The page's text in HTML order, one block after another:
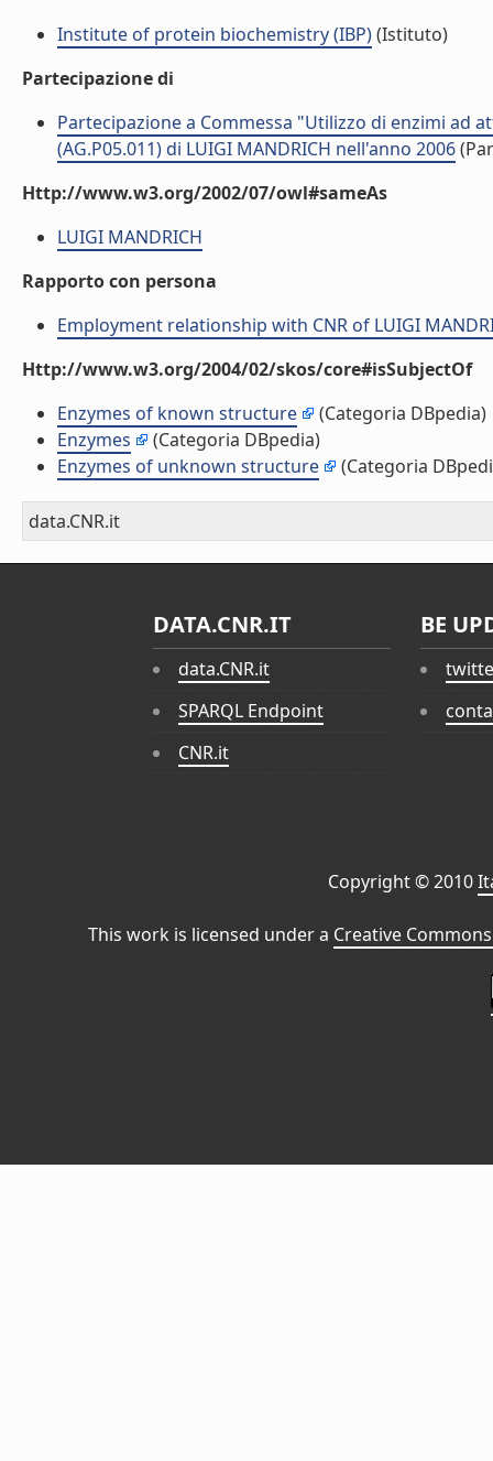
Institute of protein biochemistry (IBP)(Istituto)
Partecipazione di
Partecipazione a Commessa "Utilizzo di enzimi
(AG.P05.011) di LUIGI MANDRICH nell'anno 2006
Http://www.w3.org/2002/07/owl#sameAs
LUIGI MANDRICH
Rapporto con persona
Employment relationship with CNR of LUIGI
Http://www.w3.org/2004/02/skos/core#isSubjectOf
Enzymes of known structure
(Categoria DBpedia)
Enzymes
(Categoria DBpedia)
Enzymes of unknown structure
(Categoria
data.CNR.it
DATA.CNR.IT
data.CNR.it
SPARQL Endpoint
CNR.it
BE
Copyright © 2010
This work is licensed under a Creative